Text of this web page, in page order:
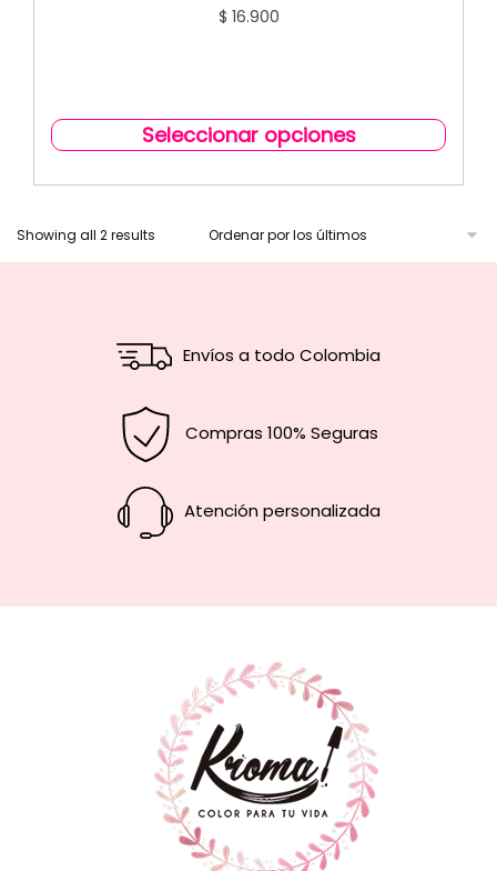
$ 16.900
Seleccionar opciones
Showing all 2 results
Envíos a todo Colombia
Compras 100% Seguras
Atención personalizada